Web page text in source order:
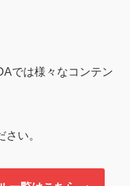
では様々なコンテン
い。